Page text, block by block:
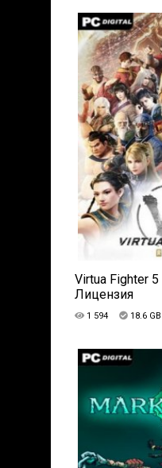
Virtua Fighter 5
Лицензия
1 594 18.6 GB